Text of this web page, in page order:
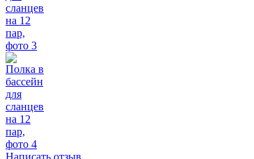
Написать отзыв